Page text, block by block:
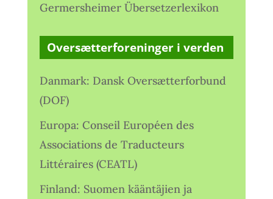
Germersheimer Übersetzerlexikon
Oversætterforeninger i verden
Danmark: Dansk Oversætterforbund
(DOF)
Europa: Conseil Européen des
Associations de Traducteurs
Littéraires (CEATL)
Finland: Suomen kääntäjien ja